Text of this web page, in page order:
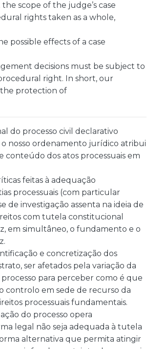
scope of the judge’s case
rights taken as a whole,
possible effects of a case
decisions must be subject to
right. In short, our
protection of
do processo civil declarativo
o nosso ordenamento jurídico atribui
conteúdo dos atos processuais em
feitas à adequação
processuais (com particular
de investigação assenta na ideia de
com tutela constitucional
em simultâneo, o fundamento e o
e concretização dos
ser afetados pela variação da
para perceber como é que
controlo em sede de recurso da
processuais fundamentais.
do processo opera
legal não seja adequada à tutela
alternativa que permita atingir